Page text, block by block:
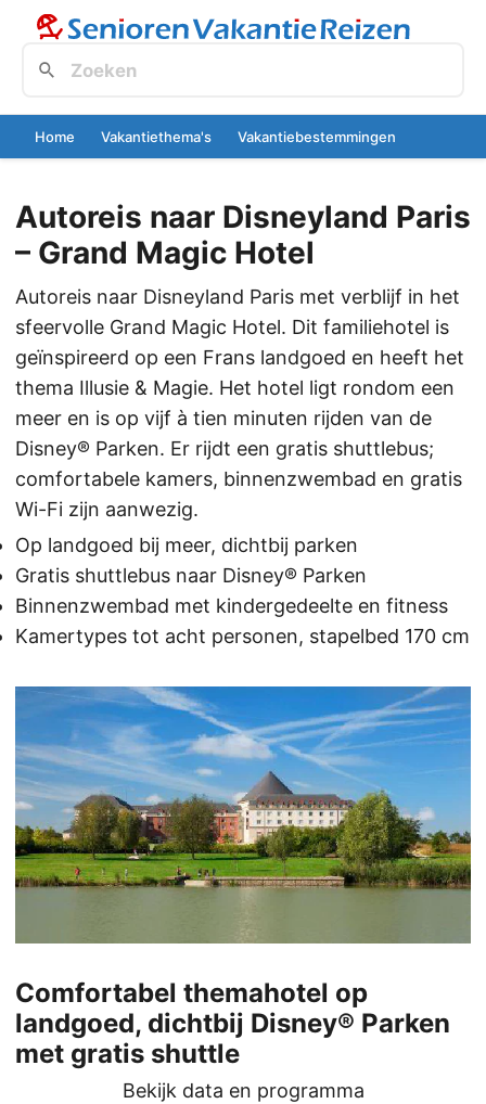
Home Vakantiethema's Vakantiebestemmingen
Autoreis naar Disneyland Paris
– Grand Magic Hotel
Autoreis naar Disneyland Paris met verblijf in het
sfeervolle Grand Magic Hotel. Dit familiehotel is
geïnspireerd op een Frans landgoed en heeft het
thema Illusie & Magie. Het hotel ligt rondom een
meer en is op vijf à tien minuten rijden van de
Disney® Parken. Er rijdt een gratis shuttlebus;
comfortabele kamers, binnenzwembad en gratis
Wi-Fi zijn aanwezig.
Op landgoed bij meer, dichtbij parken
Gratis shuttlebus naar Disney® Parken
Binnenzwembad met kindergedeelte en fitness
Kamertypes tot acht personen, stapelbed 170 cm
Comfortabel themahotel op
landgoed, dichtbij Disney® Parken
met gratis shuttle
Bekijk data en programma